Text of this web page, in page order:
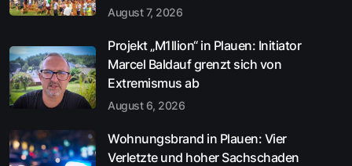
August 7, 2026
Projekt „M1llion“ in Plauen: Initiator
Marcel Baldauf grenzt sich von
Extremismus ab
August 6, 2026
Wohnungsbrand in Plauen: Vier
Verletzte und hoher Sachschaden